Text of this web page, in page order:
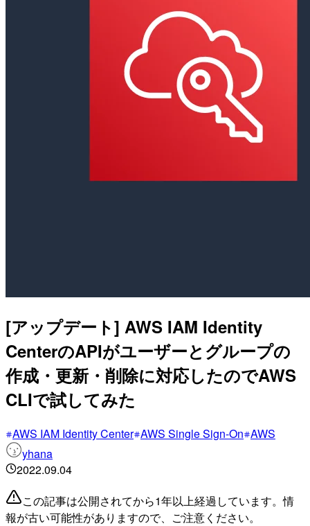
[アップデート] AWS IAM Identity
CenterのAPIがユーザーとグループの
作成・更新・削除に対応したのでAWS
CLIで試してみた
AWS IAM Identity Center AWS Single Sign-On AWS
yhana
2022.09.04
この記事は公開されてから1年以上経過しています。情
報が古い可能性がありますので、ご注意ください。